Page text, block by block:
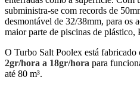
subministra-se com records de
desmontável de 32/38mm, para os
maior parte de piscinas de plástico,
O Turbo Salt Poolex está fabricado
2gr/hora a 18gr/hora para
até 80 m³.